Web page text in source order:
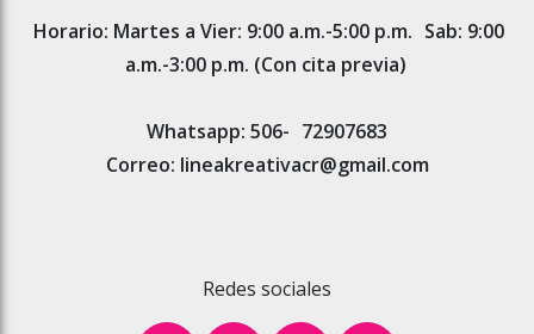
Horario: Martes a Vier: 9:00 a.m.-5:00 p.m. Sab: 9:00
a.m.-3:00 p.m. (Con cita previa)
Whatsapp: 506- 72907683
Correo: lineakreativacr@gmail.com
Redes sociales